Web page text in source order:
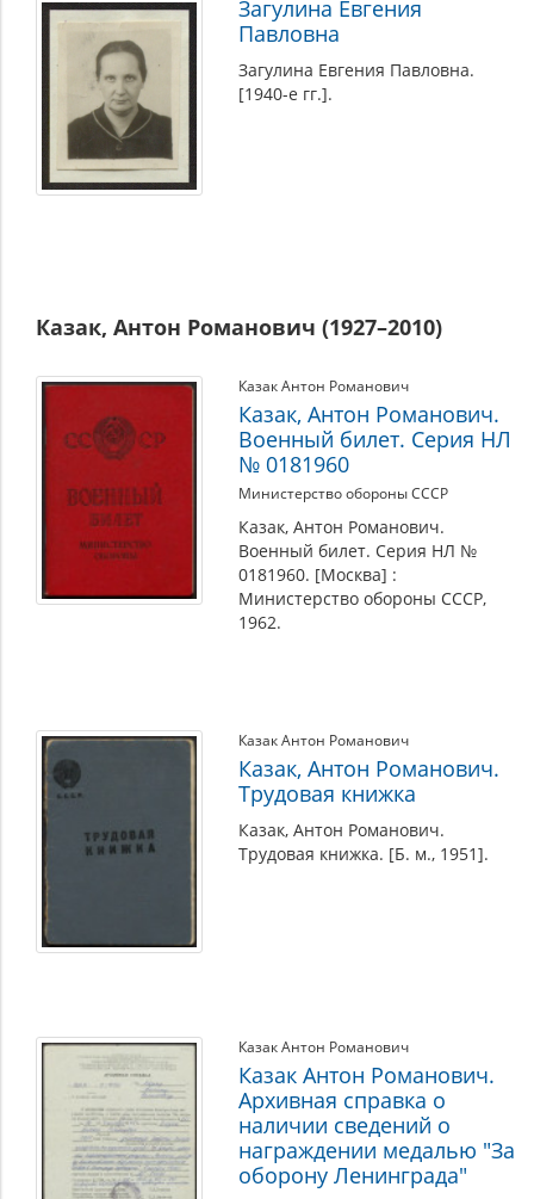
Загулина Евгения
Павловна
Загулина Евгения Павловна.
[1940-е гг.].
Казак, Антон Романович (1927–2010)
Казак Антон Романович
Казак, Антон Романович.
Военный билет. Серия НЛ
№ 0181960
Министерство обороны СССР
Казак, Антон Романович.
Военный билет. Серия НЛ №
0181960. [Москва] :
Министерство обороны СССР,
1962.
Казак Антон Романович
Казак, Антон Романович.
Трудовая книжка
Казак, Антон Романович.
Трудовая книжка. [Б. м., 1951].
Казак Антон Романович
Казак Антон Романович.
Архивная справка о
наличии сведений о
награждении медалью "За
оборону Ленинграда"